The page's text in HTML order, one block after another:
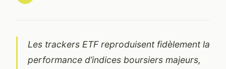
Les trackers ETF reproduisent fidèlement la
performance d’indices boursiers majeurs,